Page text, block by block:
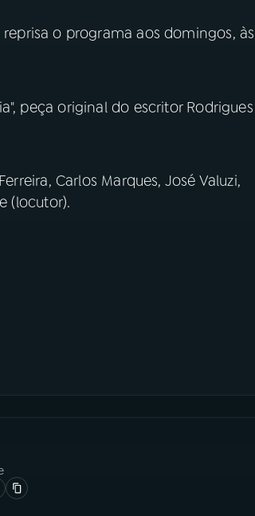
o programa aos domingos, às
peça original do escritor Rodrigues
Carlos Marques, José Valuzi,
(locutor).